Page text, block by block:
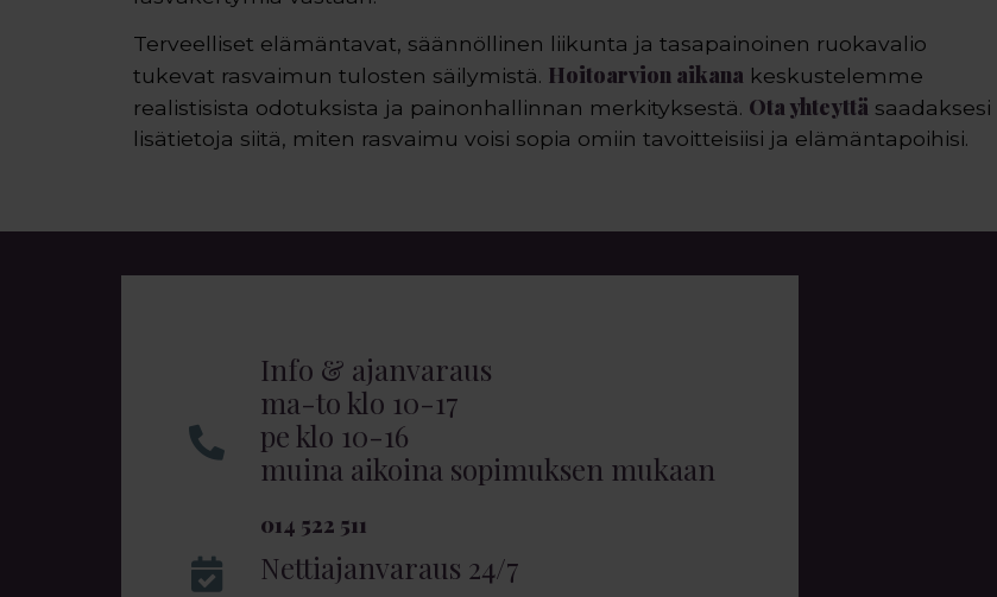
Terveelliset elämäntavat, säännöllinen liikunta ja tasapainoinen ruokavalio
tukevat rasvaimun tulosten säilymistä. Hoitoarvion aikana keskustelemme
realistisista odotuksista ja painonhallinnan merkityksestä. Ota yhteyttä saadaksesi
lisätietoja siitä, miten rasvaimu voisi sopia omiin tavoitteisiisi ja elämäntapoihisi.
Info & ajanvaraus
ma-to klo 10-17
pe klo 10-16
muina aikoina sopimuksen mukaan
014 522 511
Nettiajanvaraus 24/7